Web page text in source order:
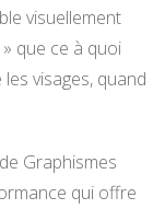
visuellement
que ce à quoi
les visages, quand
Graphismes
qui offre